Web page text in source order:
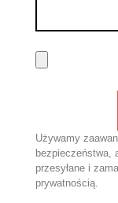
Używamy
bezpieczeństwa,
przesyłane i
prywatnością.